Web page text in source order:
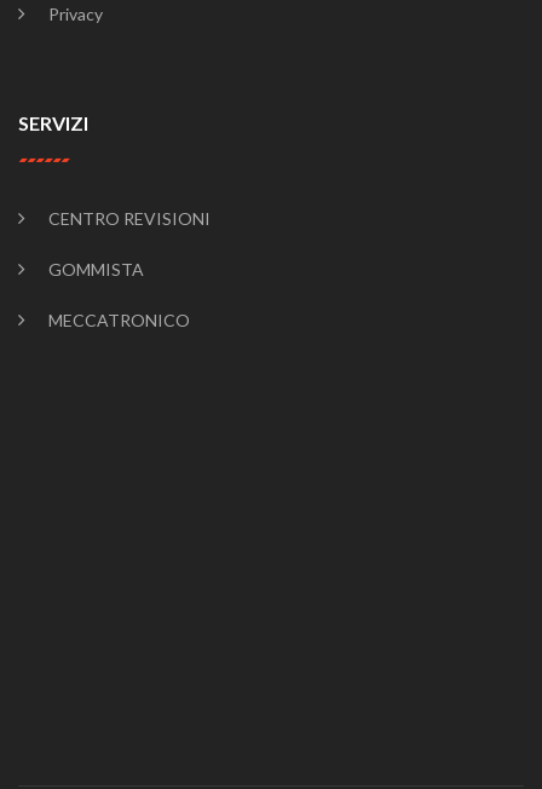
Privacy
SERVIZI
CENTRO REVISIONI
GOMMISTA
MECCATRONICO